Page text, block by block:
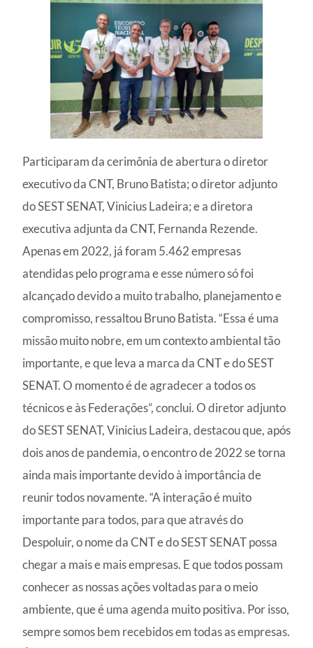
Participaram da cerimônia de abertura o diretor
executivo da CNT, Bruno Batista; o diretor adjunto
do SEST SENAT, Vinicius Ladeira; e a diretora
executiva adjunta da CNT, Fernanda Rezende.
Apenas em 2022, já foram 5.462 empresas
atendidas pelo programa e esse número só foi
alcançado devido a muito trabalho, planejamento e
compromisso, ressaltou Bruno Batista. “Essa é uma
missão muito nobre, em um contexto ambiental tão
importante, e que leva a marca da CNT e do SEST
SENAT. O momento é de agradecer a todos os
técnicos e às Federações”, conclui. O diretor adjunto
do SEST SENAT, Vinicius Ladeira, destacou que, após
dois anos de pandemia, o encontro de 2022 se torna
ainda mais importante devido à importância de
reunir todos novamente. “A interação é muito
importante para todos, para que através do
Despoluir, o nome da CNT e do SEST SENAT possa
chegar a mais e mais empresas. E que todos possam
conhecer as nossas ações voltadas para o meio
ambiente, que é uma agenda muito positiva. Por isso,
sempre somos bem recebidos em todas as empresas.